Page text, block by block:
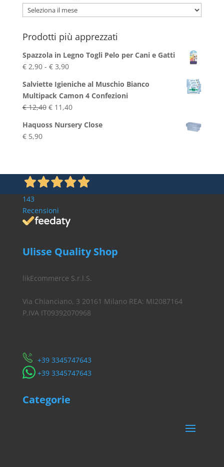
Archivio
Blog
Prodotti più apprezzati
Spazzola in Legno Togli Pelo per Cani e Gatti
€2,90 - €3,90Fascia
prezzo:
da
€ 2,90
a
Salviette Igieniche al Muschio Bianco
Multipack Camon 4 Confezioni
€12,40 Il
originale
€11,40Il
attuale
Haquoss Nursery Close
€5,90
143
Recensioni
Ulisse Quality Shop
likEcommerce S.r.l.S.
Via Chianciano, 3 20161 Milano REA: MI2087164
P.IVA IT09392070968
​+39 3345747643
​+39 3345747643
Categorie